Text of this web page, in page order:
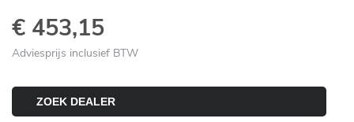
€ 453,15
Adviesprijs inclusief BTW
ZOEK DEALER